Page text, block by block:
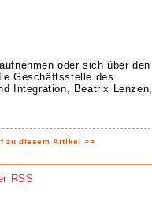
oder sich über den
Geschäftsstelle des
Integration, Beatrix Lenzen,
zu diesem Artikel >>
RSS